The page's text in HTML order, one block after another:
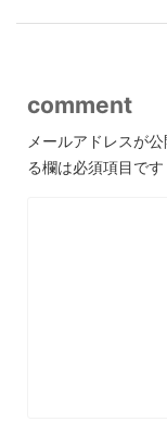
comment
メールアドレスが
る欄は必須項目です